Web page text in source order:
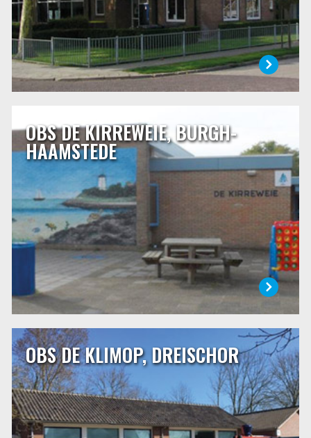
LEES MEER
OBS DE KIRREWEIE, BURGH-
HAAMSTEDE
OBS DE KIRREWEIE, BURGH-HAAMSTEDE
Het weiland waarop in 1969 de school werd gebouwd
stond bekend onder de naam “het kirreweitje” (klein stuk
weiland). Het Schouwse woord kirretje betekent: mens, dier
of ding dat klein van stuk is. Daar komt de naam van onze
school vandaan.
LEES MEER
OBS DE KLIMOP, DREISCHOR
OBS DE KLIMOP, DREISCHOR
OBS De Klimop is een dorpsschool van ongeveer 75
leerlingen in Dreischor. Onze school is een openbare
school die een centrale plaats inneemt binnen de
dorpsgemeenschap. Wij staan voor samen, verbindend,
liefdevol, vol vertrouwen en met plezier! Het motto van
onze school is: ‘Zorg voor elkaar!’